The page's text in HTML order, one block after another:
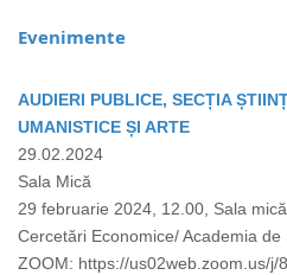
Evenimente
AUDIERI PUBLICE, SECȚIA
UMANISTICE ȘI ARTE
29.02.2024
Sala Mică
29 februarie 2024, 12.00, Sala
Cercetări Economice/ Academia
ZOOM: https://us02web.zoom.us/j/